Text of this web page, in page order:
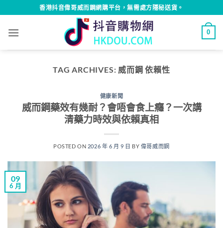
to
content
香港抖音偉哥威而鋼網購平台，無需處方隱秘送貨。
0
TAG ARCHIVES: 威而鋼 依賴性
健康新聞
威而鋼藥效有幾耐？會唔會食上癮？一次講
清藥力時效與依賴真相
POSTED ON 2026 年 6 月 9 日 BY 偉哥威而鋼
09
6 月